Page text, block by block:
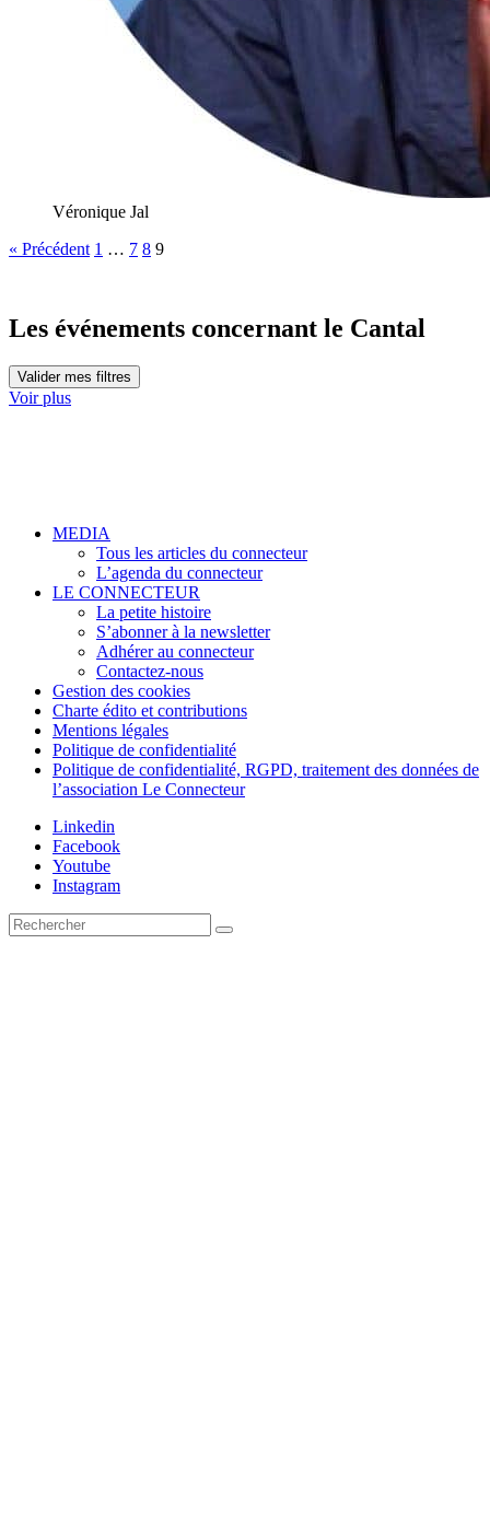
Véronique Jal
« Précédent 1 … 7 8 9
Les événements concernant le Cantal
Valider mes filtres
Voir plus
MEDIA
Tous les articles du connecteur
L’agenda du connecteur
LE CONNECTEUR
La petite histoire
S’abonner à la newsletter
Adhérer au connecteur
Contactez-nous
Gestion des cookies
Charte édito et contributions
Mentions légales
Politique de confidentialité
Politique de confidentialité, RGPD, traitement des données de
l’association Le Connecteur
Linkedin
Facebook
Youtube
Instagram